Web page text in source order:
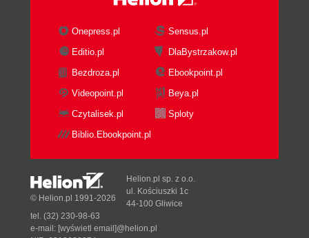
Onepress.pl
Sensus.pl
Editio.pl
DlaBystrzakow.pl
Bezdroza.pl
Ebookpoint.pl
Videopoint.pl
Beya.pl
Czytalisek.pl
Sploty
Biblio.Ebookpoint.pl
© Helion.pl 1991-2026
Helion.pl sp. z o.o.
ul. Kościuszki 1c
44-100 Gliwice
tel. (32) 230-98-63
e-mail: [wyświetl email]@helion.pl